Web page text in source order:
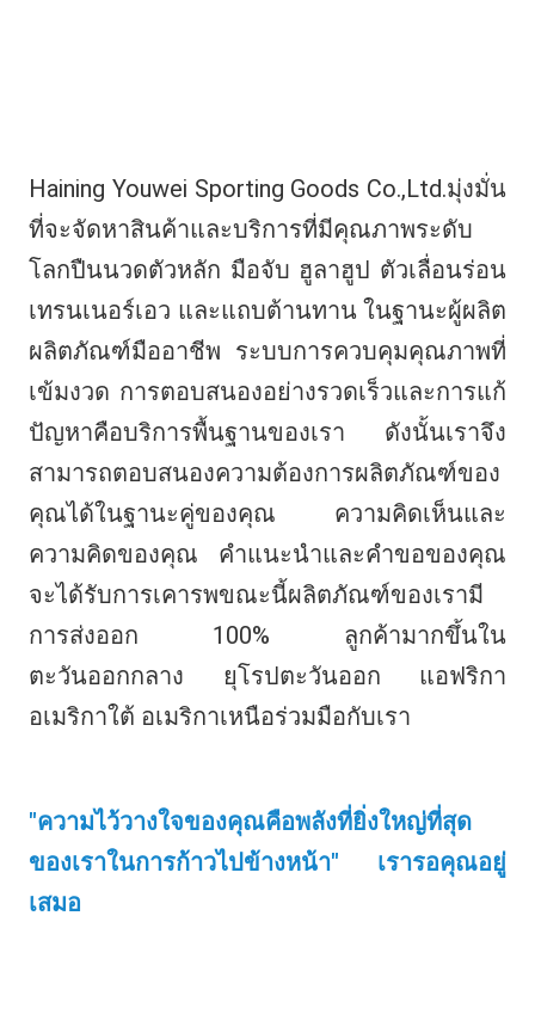
Haining Youwei Sporting Goods Co.,Ltd.มุ่งมั่น
ที่จะจัดหาสินค้าและบริการที่มีคุณภาพระดับ
โลกปืนนวดตัวหลัก มือจับ ฮูลาฮูป ตัวเลื่อนร่อน
เทรนเนอร์เอว และแถบต้านทาน ในฐานะผู้ผลิต
ผลิตภัณฑ์มืออาชีพ ระบบการควบคุมคุณภาพที่
เข้มงวด การตอบสนองอย่างรวดเร็วและการแก้
ปัญหาคือบริการพื้นฐานของเรา ดังนั้นเราจึง
สามารถตอบสนองความต้องการผลิตภัณฑ์ของ
คุณได้ในฐานะคู่ของคุณ ความคิดเห็นและ
ความคิดของคุณ คำแนะนำและคำขอของคุณ
จะได้รับการเคารพขณะนี้ผลิตภัณฑ์ของเรามี
การส่งออก 100% ลูกค้ามากขึ้นใน
ตะวันออกกลาง ยุโรปตะวันออก แอฟริกา
อเมริกาใต้ อเมริกาเหนือร่วมมือกับเรา
"ความไว้วางใจของคุณคือพลังที่ยิ่งใหญ่ที่สุด
ของเราในการก้าวไปข้างหน้า" เรารอคุณอยู่
เสมอ